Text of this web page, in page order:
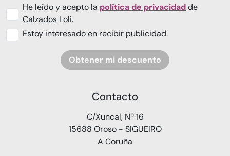
He leído y acepto la política de privacidadde
Calzados Loli.
Estoy interesado en recibir publicidad.
Obtener mi descuento
Contacto
C/Xuncal, Nº 16
15688 Oroso - SIGUEIRO
A Coruña